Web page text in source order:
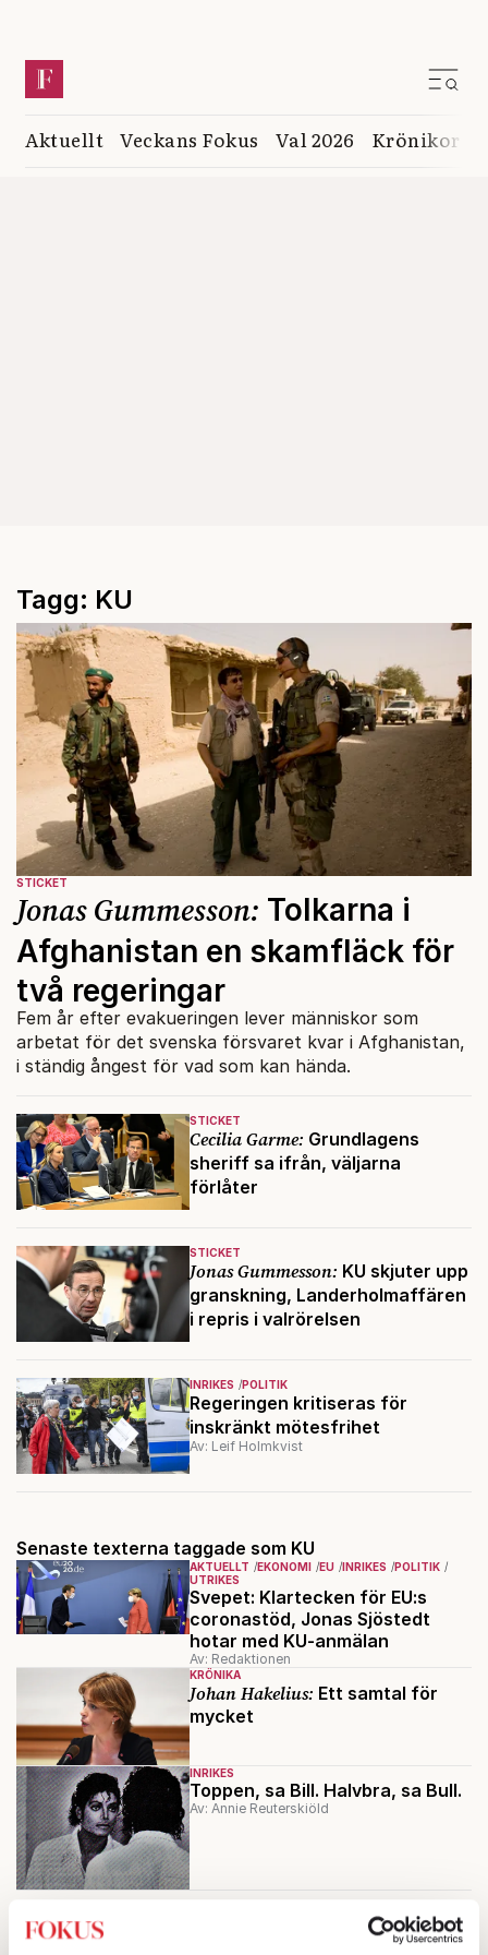
Aktuellt Veckans Fokus Val 2026 Krönikor
Tagg: KU
STICKET
Cecilia Garme: Grundlagens
sheriff sa ifrån, väljarna
förlåter
STICKET
Jonas Gummesson: KU skjuter upp
granskning, Landerholmaffären
i repris i valrörelsen
INRIKES POLITIK
Regeringen kritiseras för
inskränkt mötesfrihet
Av: Leif Holmkvist
STICKET
Jonas Gummesson: Tolkarna i
Afghanistan en skamfläck för
två regeringar
Fem år efter evakueringen lever människor som
arbetat för det svenska försvaret kvar i Afghanistan,
i ständig ångest för vad som kan hända.
Senaste texterna taggade som KU
AKTUELLT EKONOMI EU INRIKES
POLITIK
UTRIKES
Svepet: Klartecken för EU:s
coronastöd, Jonas Sjöstedt
hotar med KU-anmälan
Av: Redaktionen
KRÖNIKA
Johan Hakelius: Ett samtal för
mycket
INRIKES
Toppen, sa Bill. Halvbra, sa Bull.
Av: Annie Reuterskiöld
Mest lästa